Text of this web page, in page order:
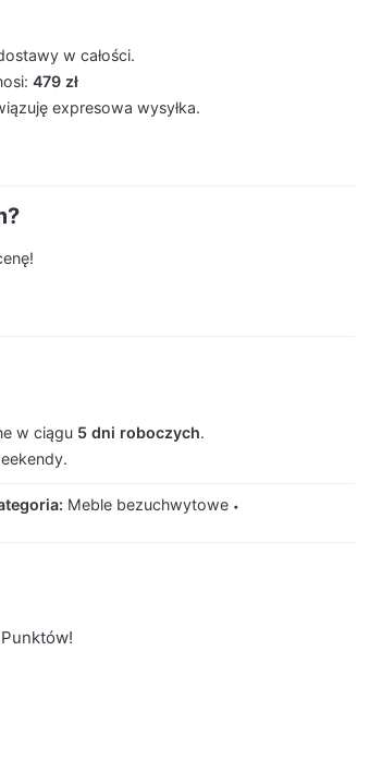
w całości.
479 zł
expresowa wysyłka.
w ciągu 5 dni roboczych.
Meble bezuchwytowe
Punktów!